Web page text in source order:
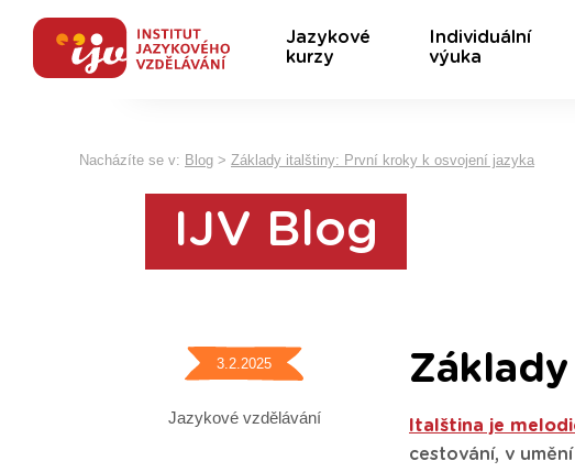
Jazykové
kurzy
Individuální
výuka
Nacházíte se v: Blog > Základy italštiny: První kroky k osvojení jazyka
IJV Blog
3.2.2025
Jazykové vzdělávání Italština je
cestování, v